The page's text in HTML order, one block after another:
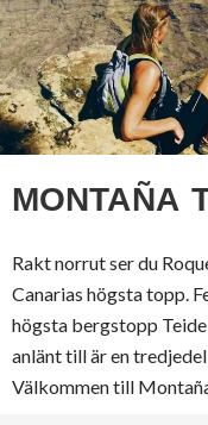
MONTAÑA
Rakt norrut ser du
Canarias högsta topp.
högsta bergstopp
anlänt till är en
Välkommen till